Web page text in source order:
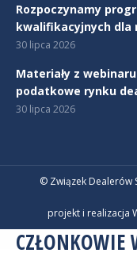
Rozpoczynamy
kwalifikacyjnych dla
30 lipca 2026
Materiały z
podatkowe rynku
30 lipca 2026
© Związek Dealerów
projekt i realizacja
CZŁONKOWIE